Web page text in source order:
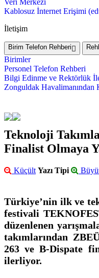
Veri Merkezi
Kablosuz İnternet Erişimi
İletişim
Birim Telefon Rehberi
Birimler
Personel Telefon Rehberi
Bilgi Edinme ve Rektörlük
Zonguldak Havalimanından
Teknoloji
Finalist Olmaya
Küçült Yazı Tipi
Türkiye’nin ilk ve
festivali
düzenlenen
takımlarından
263 ve B-Dispate
ilerliyor.